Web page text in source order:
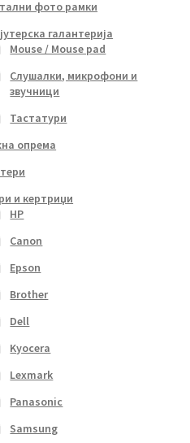
фото рамки
галантерија
Mouse / Mouse pad
Слушалки, микрофони и
звучници
Тастатури
опрема
и кертриџи
HP
Canon
Epson
Brother
Dell
Kyocera
Lexmark
Panasonic
Samsung